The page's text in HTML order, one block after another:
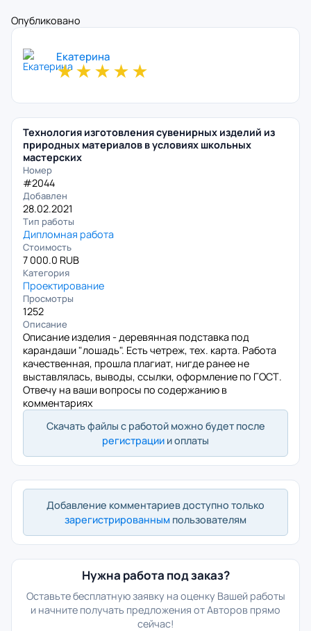
Опубликовано
Екатерина
★★★★★
Технология изготовления сувенирных изделий из
природных материалов в условиях школьных
мастерских
Номер
#2044
Добавлен
28.02.2021
Тип работы
Дипломная работа
Стоимость
7 000.0 RUB
Категория
Проектирование
Просмотры
1252
Описание
Описание изделия - деревянная подставка под
карандаши "лошадь". Есть четреж, тех. карта. Работа
качественная, прошла плагиат, нигде ранее не
выставлялась, выводы, ссылки, оформление по ГОСТ.
Отвечу на ваши вопросы по содержанию в
комментариях
Скачать файлы с работой можно будет после
регистрации и оплаты
Добавление комментариев доступно только
зарегистрированным пользователям
Нужна работа под заказ?
Оставьте бесплатную заявку на оценку Вашей работы
и начните получать предложения от Авторов прямо
сейчас!